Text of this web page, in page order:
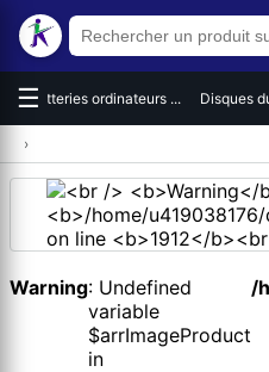
☰Batteries ordinateurs ... Disques
›
Warning: Undefined
variable
$arrImageProduct
in
/